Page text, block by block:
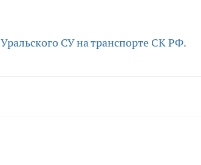
Уральского СУ на транспорте СК РФ.